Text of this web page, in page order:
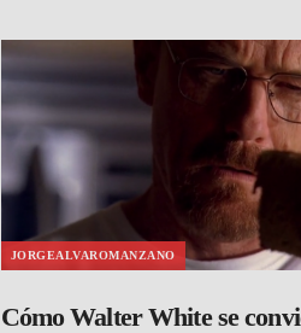
JORGEALVAROMANZANO
Cómo Walter White se